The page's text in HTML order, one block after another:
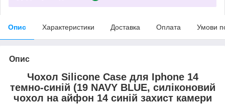
Опис Характеристики Доставка Оплата Умови
Опис
Чохол Silicone Case для Iphone 14
темно-синій (19 NAVY BLUE, силіконовий
чохол на айфон 14 синій захист камери